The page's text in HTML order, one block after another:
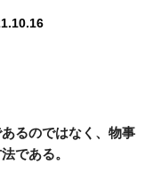
るのではなく、物事
である。